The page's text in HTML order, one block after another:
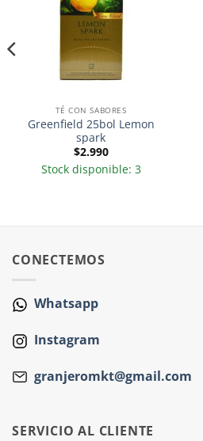
TÉ CON SABORES
Greenfield 25bol Lemon
spark
$2.990
Stock disponible: 3
CONECTEMOS
Whatsapp
Instagram
granjeromkt@gmail.com
SERVICIO AL CLIENTE